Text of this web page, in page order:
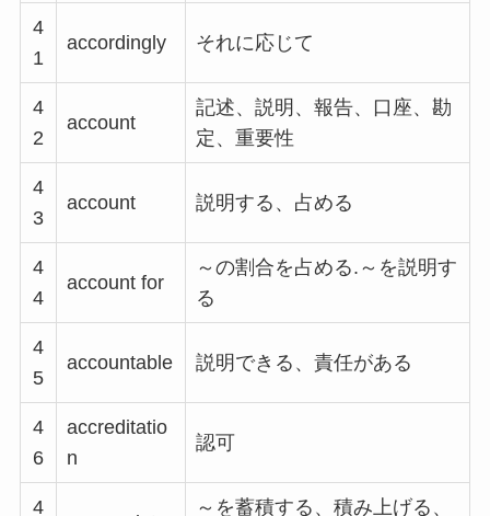
4
1
accordingly それに応じて
4
2
account
記述、説明、報告、口座、勘
定、重要性
4
3
account 説明する、占める
4
4
account for
～の割合を占める.～を説明す
る
4
5
accountable 説明できる、責任がある
4
6
accreditatio
n
認可
4
～を蓄積する、積み上げる、